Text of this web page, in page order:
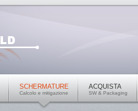
SCHERMATURE
Calcolo e mitigazione
ACQUISTA
SW & Packaging